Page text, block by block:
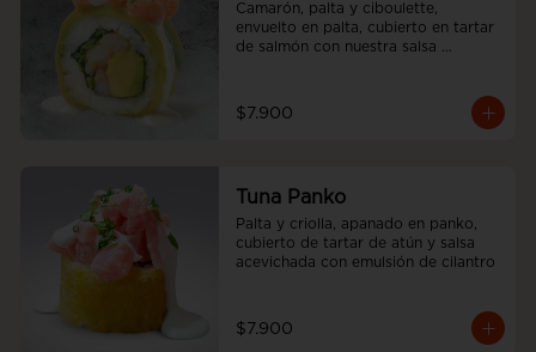
Camarón, palta y ciboulette,
envuelto en palta, cubierto en tartar
de salmón con nuestra salsa
$7.900
Tuna Panko
Palta y criolla, apanado en panko,
cubierto de tartar de atún y salsa
acevichada con emulsión de cilantro
$7.900